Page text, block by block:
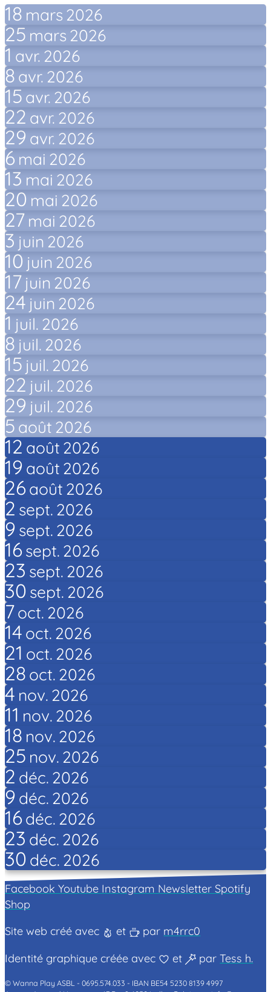
18 mars 2026
25 mars2026
1 avr. 2026
8 avr. 2026
15 avr. 2026
22 avr. 2026
29 avr. 2026
6 mai 2026
13 mai 2026
20 mai 2026
27 mai 2026
3 juin 2026
10 juin 2026
17 juin 2026
24 juin 2026
1 juil. 2026
8 juil. 2026
15 juil. 2026
22 juil. 2026
29 juil. 2026
5 août 2026
12 août 2026
19 août 2026
26 août 2026
2 sept. 2026
9 sept. 2026
16 sept. 2026
23 sept. 2026
30 sept. 2026
7oct. 2026
14 oct. 2026
21 oct. 2026
28 oct. 2026
4 nov. 2026
11 nov. 2026
18 nov. 2026
25 nov. 2026
2 déc. 2026
9 déc. 2026
16 déc. 2026
23 déc. 2026
30 déc. 2026
Facebook Youtube Instagram Newsletter Spotify
Shop
Site web créé avec
et par m4rrc0
Identité graphique créée avec
et parTess h.
© Wanna Play ASBL - 0695.574.033 - IBAN BE54 5230 8139 4997